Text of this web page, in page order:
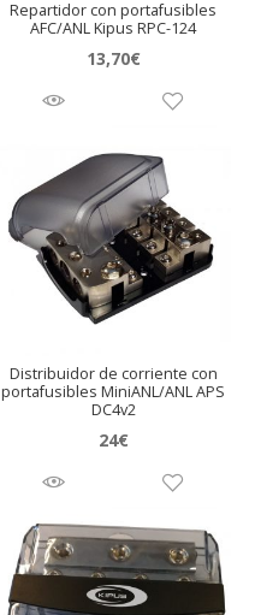
Repartidor con portafusibles
AFC/ANL Kipus RPC-124
13,70€
Distribuidor de corriente con
portafusibles MiniANL/ANL APS
DC4v2
24€